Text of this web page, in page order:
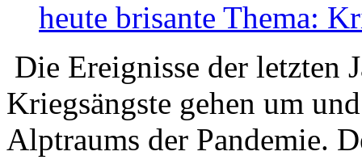
heute brisante Thema:
Die Ereignisse der letzten
Kriegsängste gehen um
Alptraums der Pandemie.